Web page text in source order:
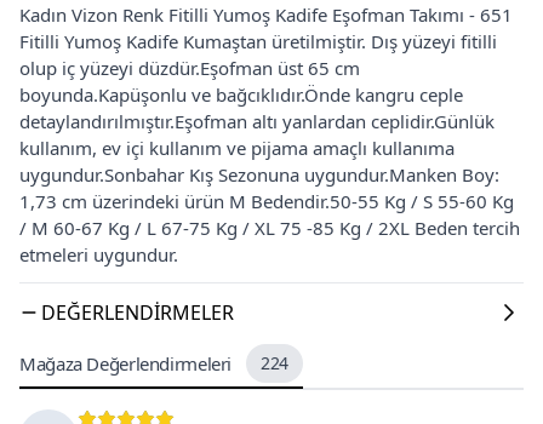
Kadın Vizon Renk Fitilli Yumoş Kadife Eşofman Takımı - 651
Fitilli Yumoş Kadife Kumaştan üretilmiştir. Dış yüzeyi fitilli
olup iç yüzeyi düzdür.Eşofman üst 65 cm
boyunda.Kapüşonlu ve bağcıklıdır.Önde kangru ceple
detaylandırılmıştır.Eşofman altı yanlardan ceplidir.Günlük
kullanım, ev içi kullanım ve pijama amaçlı kullanıma
uygundur.Sonbahar Kış Sezonuna uygundur.Manken Boy:
1,73 cm üzerindeki ürün M Bedendir.50-55 Kg / S 55-60 Kg
/ M 60-67 Kg / L 67-75 Kg / XL 75 -85 Kg / 2XL Beden tercih
etmeleri uygundur.
DEĞERLENDIRMELER
Mağaza Değerlendirmeleri 224